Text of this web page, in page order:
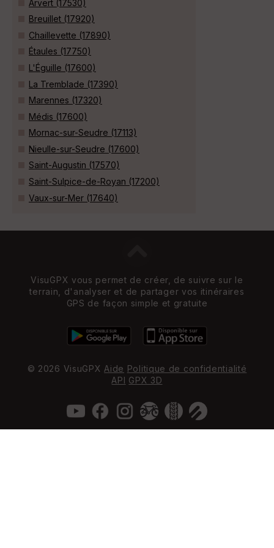
Arvert (17530)
Breuillet (17920)
Chaillevette (17890)
Étaules (17750)
L'Éguille (17600)
La Tremblade (17390)
Marennes (17320)
Médis (17600)
Mornac-sur-Seudre (17113)
Nieulle-sur-Seudre (17600)
Saint-Augustin (17570)
Saint-Sulpice-de-Royan (17200)
Vaux-sur-Mer (17640)
VisuGPX vous permet de créer, de suivre sur le
terrain, d'analyser et de partager vos itinéraires
GPS de façon simple et gratuite
© 2026 VisuGPX Aide Politique de confidentialité
API GPX 3D